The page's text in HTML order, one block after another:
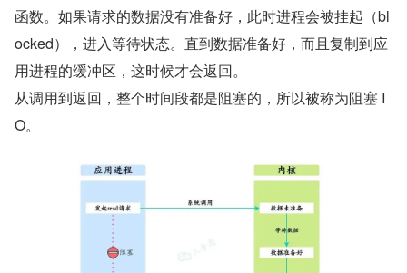
函数。如果请求的数据没有准备好，此时进程会被挂起（bl
ocked），进入等待状态。直到数据准备好，而且复制到应
用进程的缓冲区，这时候才会返回。
从调用到返回，整个时间段都是阻塞的，所以被称为阻塞 I
O。